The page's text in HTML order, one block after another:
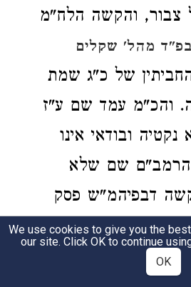
והקשה הלח"מ
בפ"ד מהל' שקלים
של כ"ג שמת
והכ"מ עמד שם ע"ז
ובודאי אינו
הרמב"ם שם שלא
דבפיהמ"ש פסק
ובשקליםכר"ש, לכן
We use cookies to give you the
our site. Click OK to continue
OK